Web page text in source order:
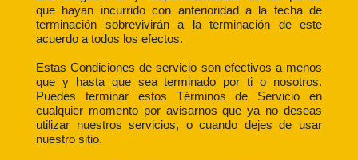
que hayan incurrido con anterioridad a la fecha de
terminación sobrevivirán a la terminación de este
acuerdo a todos los efectos.
Estas Condiciones de servicio son efectivos a menos
que y hasta que sea terminado por ti o nosotros.
Puedes terminar estos Términos de Servicio en
cualquier momento por avisarnos que ya no deseas
utilizar nuestros servicios, o cuando dejes de usar
nuestro sitio.